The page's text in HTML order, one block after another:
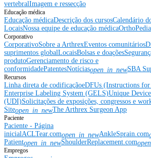
vertebralImagem e ressecção
Educação médica
Educação médicaDescrição dos cursosCalendário
LocaisNossa equipe de educação médicaOrthoPedia
Corporativo
CorporativoSobre a ArthrexEventos comunitários
suprimentos globalLocaisBolsas e doações
produtoGerenciamento de risco e
conformidadePatentesNotíciasopen_in_newSBA
Recursos
Linha direta de codificaçãoeDFUs (Instructions for
Enterprise Labeling System (GELS)Unique
(UDI)Solicitações de exposições, congressos e
Siteopen_in_newThe Arthrex Surgeon App
Paciente
Paciente - Página
inicialACLTear.comopen_in_newAnkleSprain.com
Patientopen_in_newShoulderReplacement.com
Empregos